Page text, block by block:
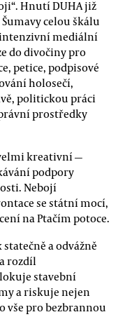
Hnutí DUHA již
celou škálu
mediální
do divočiny pro
petice, podpisové
holosečí,
politickou práci
prostředky
kreativní —
podpory
Nebojí
se státní mocí,
na Ptačím potoce.
a odvážně
rozdíl
stavební
a riskuje nejen
vše pro bezbrannou